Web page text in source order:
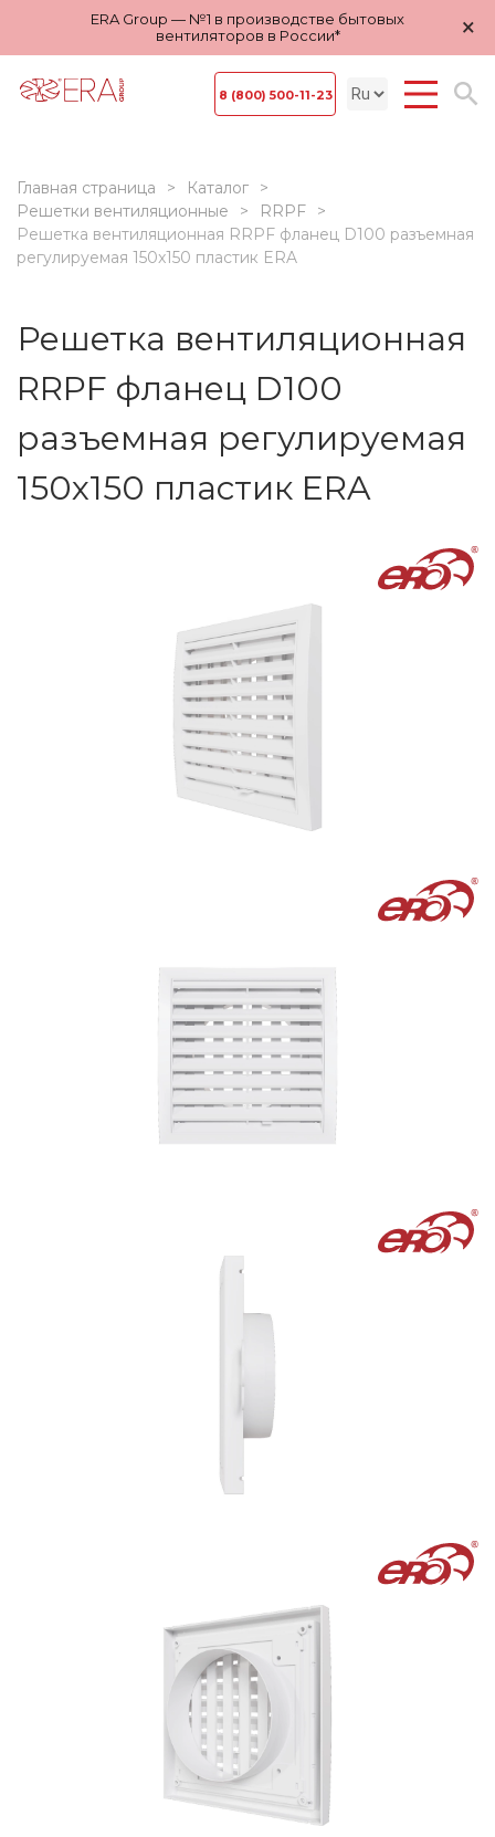
ERA Group — №1 в производстве бытовых
вентиляторов в России*
×
8 (800) 500-11-23
Главная страница
Каталог
Решетки вентиляционные
RRPF
Решетка вентиляционная RRPF фланец D100 разъемная
регулируемая 150x150 пластик ERA
Решетка вентиляционная
RRPF фланец D100
разъемная регулируемая
150x150 пластик ERA